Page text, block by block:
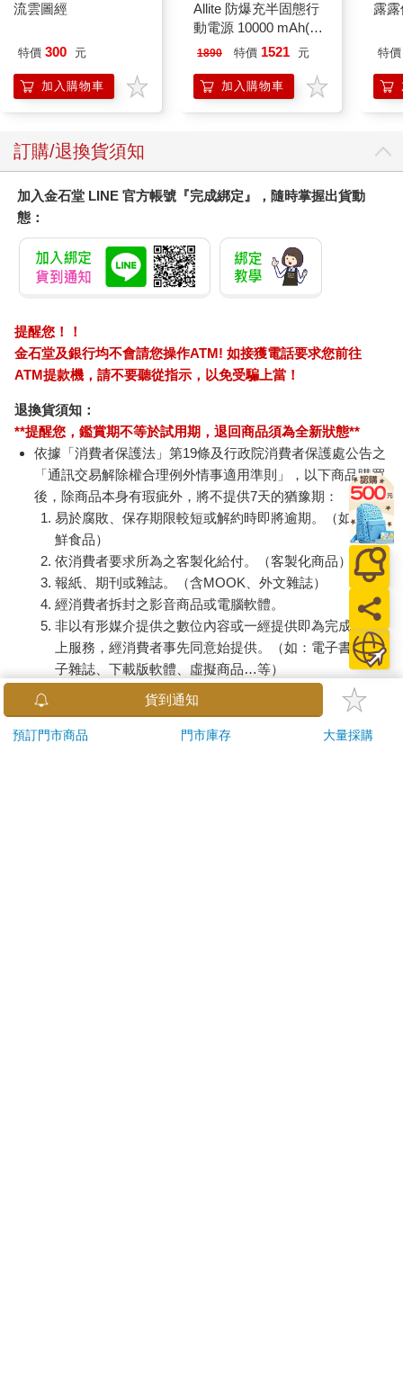
流雲圖經
特價 300 元
加入購物車
Allite 防爆充半固態行
動電源 10000 mAh(標
示 Wh/CCC認證)
1890 特價 1521 元
加入購物車
露
特價
訂購/退換貨須知
加入金石堂 LINE 官方帳號『完成綁定』，隨時掌握出貨動
態：
提醒您！！
金石堂及銀行均不會請您操作ATM! 如接獲電話要求您前往
ATM提款機，請不要聽從指示，以免受騙上當！
退換貨須知：
**提醒您，鑑賞期不等於試用期，退回商品須為全新狀態**
依據「消費者保護法」第19條及行政院消費者保護處公告之
「通訊交易解除權合理例外情事適用準則」，以下商品購買
後，除商品本身有瑕疵外，將不提供7天的猶豫期：
易於腐敗、保存期限較短或解約時即將逾期。（如：生
鮮食品）
依消費者要求所為之客製化給付。（客製化商品）
報紙、期刊或雜誌。（含MOOK、外文雜誌）
經消費者拆封之影音商品或電腦軟體。
非以有形媒介提供之數位內容或一經提供即為完成之線
上服務，經消費者事先同意始提供。（如：電子書、電
子雜誌、下載版軟體、虛擬商品…等）
已拆封之個人衛生用品。（如：內衣褲、刮鬍刀、除毛
若非上列種類商品，均享有到貨7天的猶豫期（含例假
貨到通知
預訂門市商品 門市庫存 大量採購